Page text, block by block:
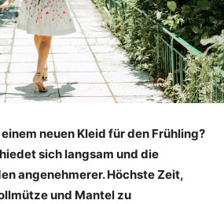
neuen Kleid für den Frühling?
sich langsam und die
angenehmerer. Höchste Zeit,
und Mantel zu